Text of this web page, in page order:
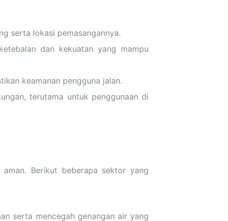
serta lokasi pemasangannya.
dan kekuatan yang mampu
keamanan pengguna jalan.
terutama untuk penggunaan di
Berikut beberapa sektor yang
serta mencegah genangan air yang